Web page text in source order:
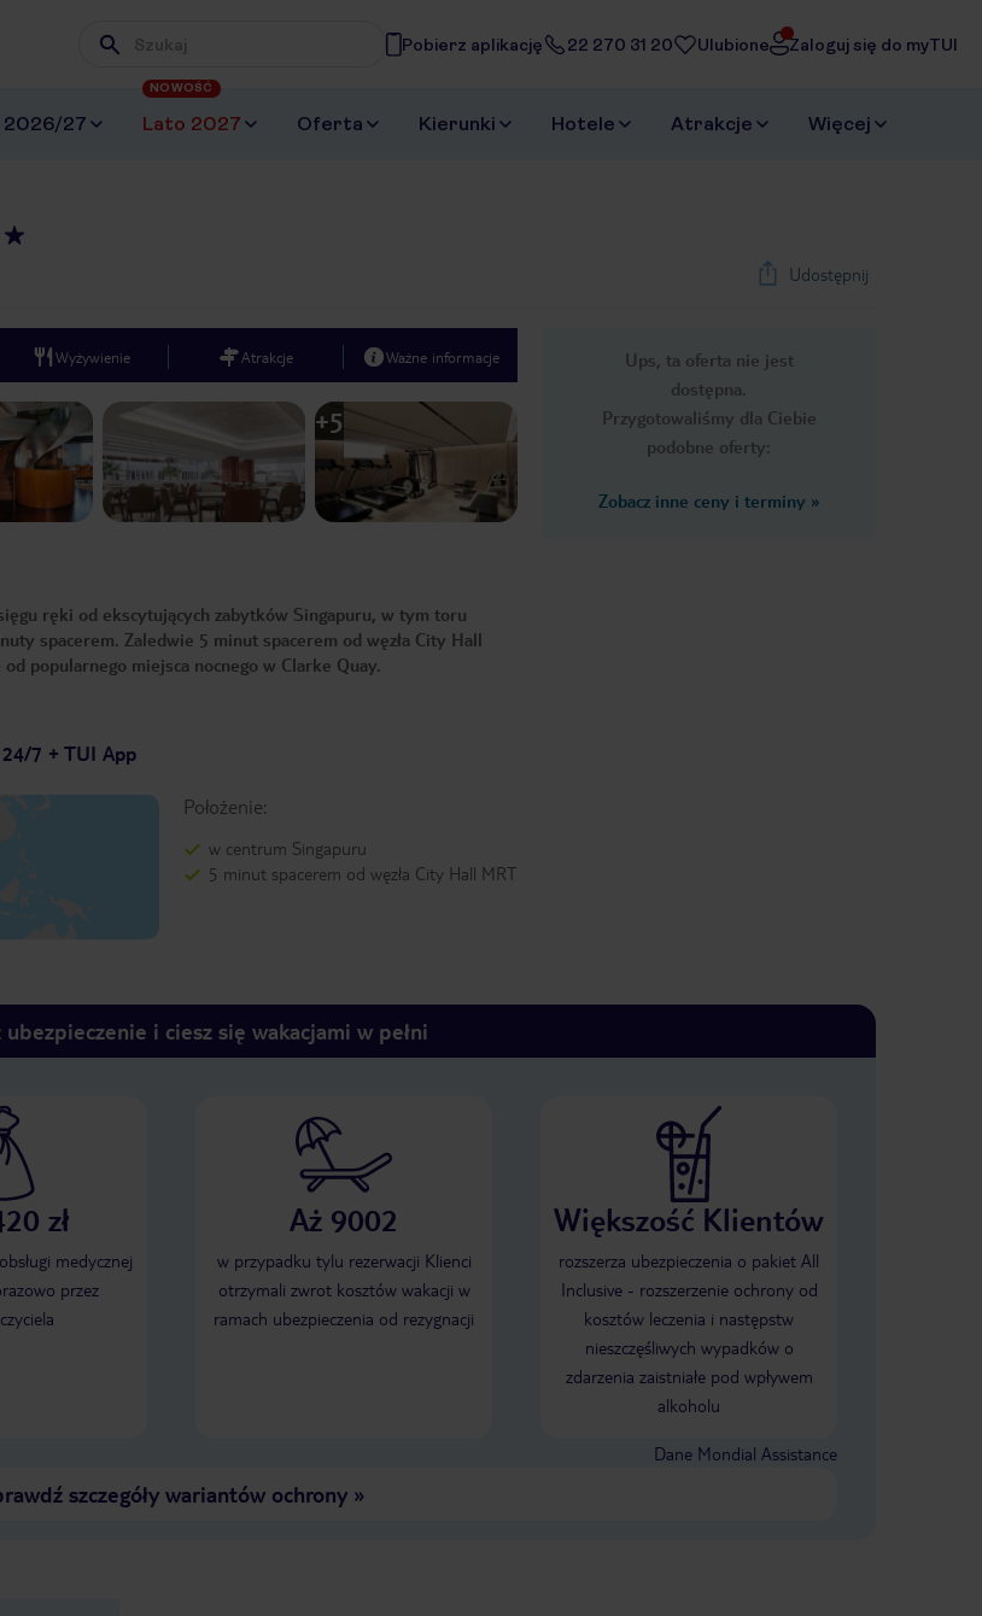
Wpisz frazę, której szukasz
Pobierz aplikację 22 270 31 20 Ulubione Zaloguj się do myTUI
2026/27 Lato 2027
NOWOŚĆ
Oferta Kierunki Hotele Atrakcje Więcej
Udostępnij
Ups, ta oferta nie jest
dostępna.
Przygotowaliśmy dla Ciebie
podobne oferty:
Zobacz inne ceny i terminy »
Wyżywienie Atrakcje Ważne informacje
1 /11
+5
ręki od ekscytujących zabytków Singapuru, w tym toru
spacerem. Zaledwie 5 minut spacerem od węzła City Hall
popularnego miejsca nocnego w Clarke Quay.
7 + TUI App
Położenie:
w centrum Singapuru
5 minut spacerem od węzła City Hall MRT
ubezpieczenie i ciesz się wakacjami w pełni
zł
medycznej
przez
Aż 9002
w przypadku tylu rezerwacji Klienci
otrzymali zwrot kosztów wakacji w
ramach ubezpieczenia od rezygnacji
Większość Klientów
rozszerza ubezpieczenia o pakiet All
Inclusive - rozszerzenie ochrony od
kosztów leczenia i następstw
nieszczęśliwych wypadków o
zdarzenia zaistniałe pod wpływem
alkoholu
Dane Mondial Assistance
szczegóły wariantów ochrony»